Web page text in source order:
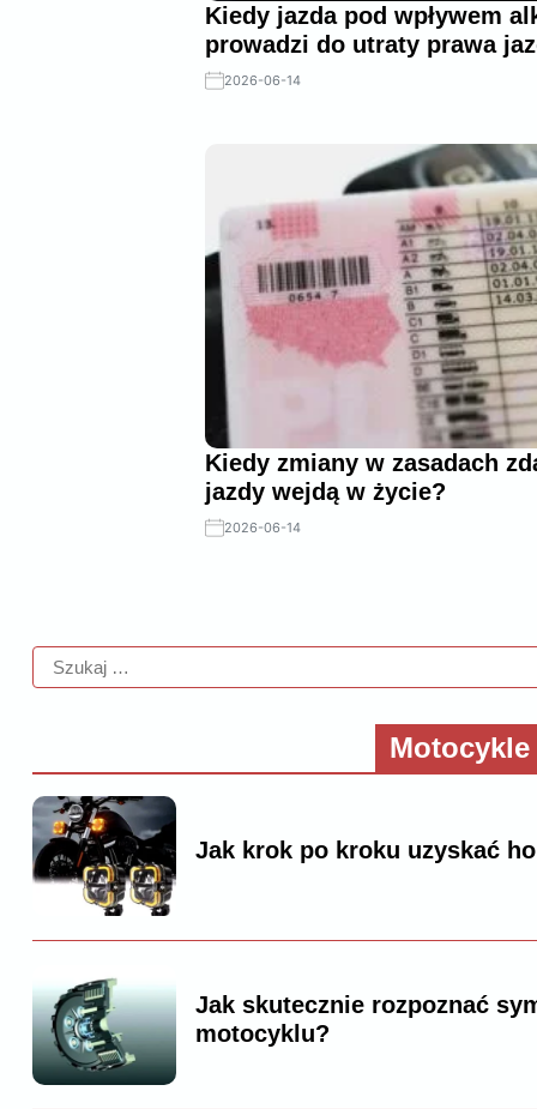
Kiedy jazda pod wpływem
prowadzi do utraty prawa
2026-06-14
Kiedy zmiany w zasadach
jazdy wejdą w życie?
2026-06-14
Motocykle
Jak krok po kroku uzyskać
Jak skutecznie rozpoznać
motocyklu?